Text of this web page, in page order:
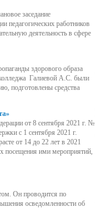
заседание
педагогических работников
деятельность в сфере
здорового образа
колледжа Галиевой А.С. были
подготовлены средства
от 8 сентября 2021 г. №
с 1 сентября 2021 г.
от 14 до 22 лет в 2021
посещения ими мероприятий,
Он проводится по
осведомленности об